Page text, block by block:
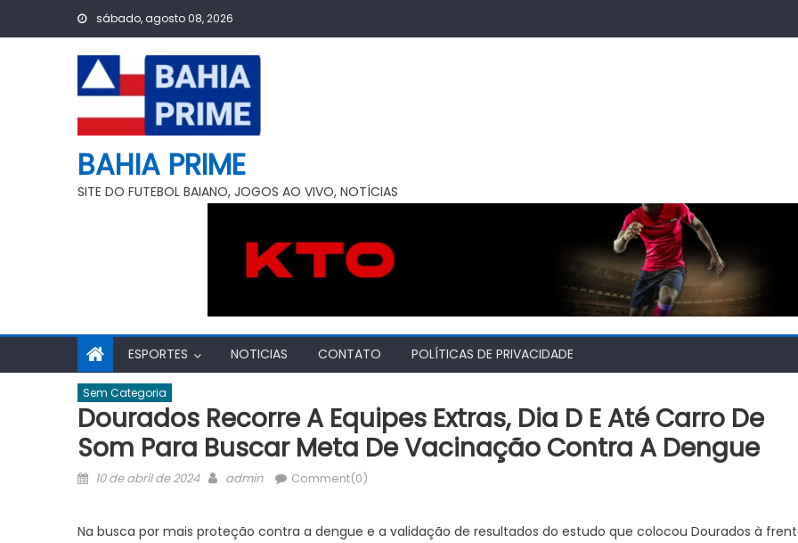
sábado, agosto 08, 2026
BAHIA PRIME
SITE DO FUTEBOL BAIANO, JOGOS AO VIVO, NOTÍCIAS
ESPORTES NOTICIAS CONTATO POLÍTICAS DE PRIVACIDADE
Sem Categoria
Dourados Recorre A Equipes Extras, Dia D E Até Carro De
Som Para Buscar Meta De Vacinação Contra A Dengue
Posted
10 de abril de 2024 Author
admin Comment(0)
Na busca por mais proteção contra a dengue e a validação de resultados do estudo que colocou Dourados à